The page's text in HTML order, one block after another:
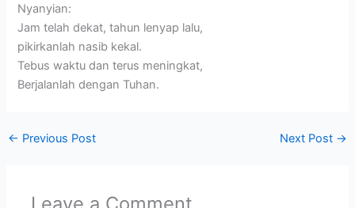
Nyanyian:
Jam telah dekat, tahun lenyap lalu,
pikirkanlah nasib kekal.
Tebus waktu dan terus meningkat,
Berjalanlah dengan Tuhan.
← Previous Post Next Post →